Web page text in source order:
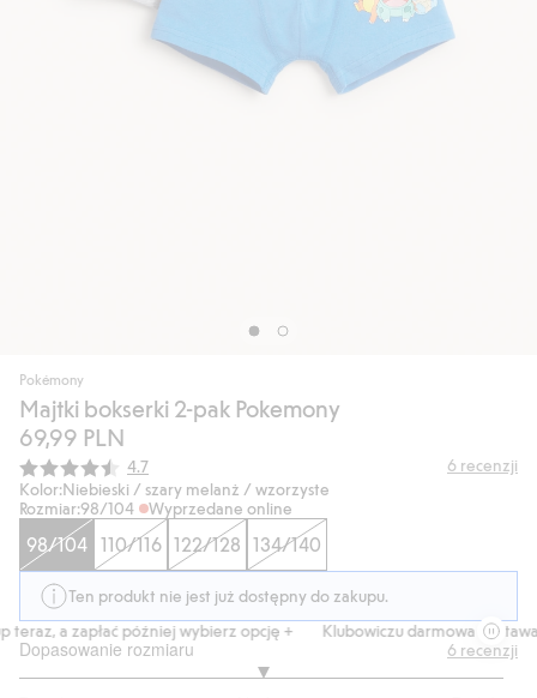
Pokémony
Majtki bokserki 2-pak Pokemony
69,99 PLN
Średnia ocena:
4.7 6 recenzji
Kolor:Niebieski / szary melanż / wzorzyste
Rozmiar:98/104 Wyprzedane online
98/104 110/116 122/128 134/140
Ten produkt nie jest już dostępny do zakupu.
a zapłać później wybierz opcję +
Klubowiczu darmowa dostawa
Dopasowanie rozmiaru 6 recenzji